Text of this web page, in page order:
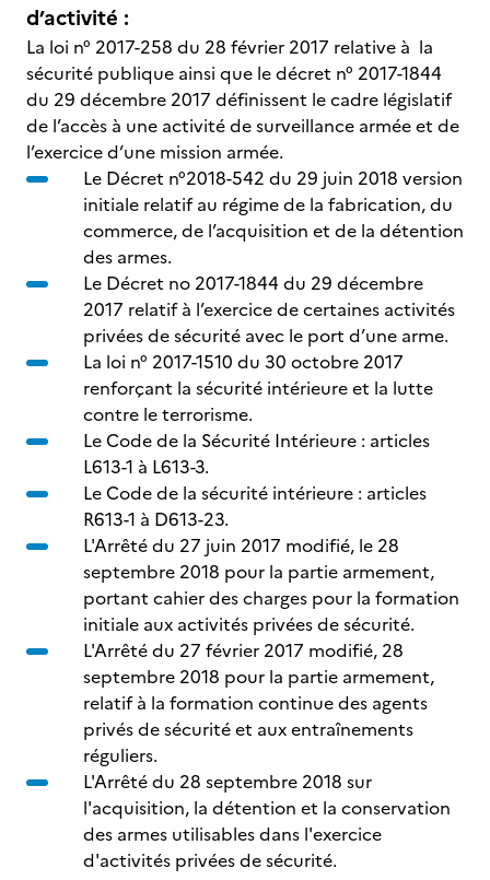
d’activité :
La loi n° 2017-258 du 28 février 2017 relative à la
sécurité publique ainsi que le décret n° 2017-1844
du 29 décembre 2017 définissent le cadre législatif
de l’accès à une activité de surveillance armée et de
l’exercice d’une mission armée.
Le Décret n°2018-542 du 29 juin 2018 version
initiale relatif au régime de la fabrication, du
commerce, de l’acquisition et de la détention
des armes.
Le Décret no 2017-1844 du 29 décembre
2017 relatif à l’exercice de certaines activités
privées de sécurité avec le port d’une arme.
La loi n° 2017-1510 du 30 octobre 2017
renforçant la sécurité intérieure et la lutte
contre le terrorisme.
Le Code de la Sécurité Intérieure : articles
L613-1 à L613-3.
Le Code de la sécurité intérieure : articles
R613-1 à D613-23.
L'Arrêté du 27 juin 2017 modifié, le 28
septembre 2018 pour la partie armement,
portant cahier des charges pour la formation
initiale aux activités privées de sécurité.
L'Arrêté du 27 février 2017 modifié, 28
septembre 2018 pour la partie armement,
relatif à la formation continue des agents
privés de sécurité et aux entraînements
réguliers.
L'Arrêté du 28 septembre 2018 sur
l'acquisition, la détention et la conservation
des armes utilisables dans l'exercice
d'activités privées de sécurité.